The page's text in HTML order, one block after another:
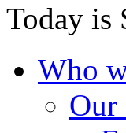
Today is
Who
Our